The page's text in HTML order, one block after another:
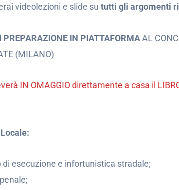
videolezioni e slide su tutti gli argomenti
PREPARAZIONE IN PIATTAFORMAAL
(MILANO)
IN OMAGGIO direttamente a casa il
esecuzione e infortunistica stradale;